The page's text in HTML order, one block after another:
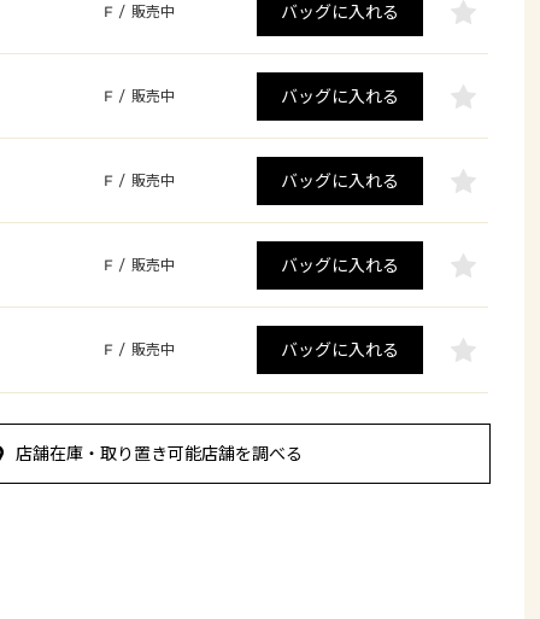
F / 販売中 バッグに入れる
F / 販売中 バッグに入れる
F / 販売中 バッグに入れる
F / 販売中 バッグに入れる
F / 販売中 バッグに入れる
店舗在庫・取り置き可能店舗を調べる